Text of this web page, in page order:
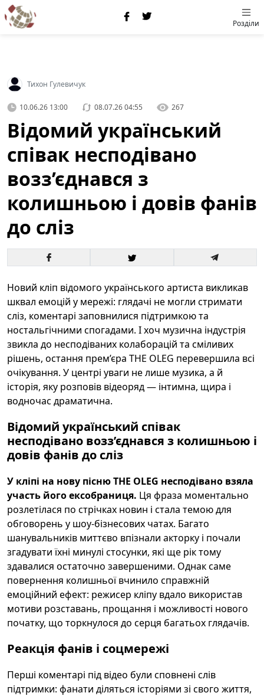
Розділи
Тихон Гулевичук
10.06.26 13:00 08.07.26 04:55 267
Відомий український
співак несподівано
возз’єднався з
колишньою і довів фанів
до сліз
Новий кліп відомого українського артиста викликав
шквал емоцій у мережі: глядачі не могли стримати
сліз, коментарі заповнилися підтримкою та
ностальгічними спогадами. І хоч музична індустрія
звикла до несподіваних колаборацій та сміливих
рішень, остання прем’єра THE OLEG перевершила всі
очікування. У центрі уваги не лише музика, а й
історія, яку розповів відеоряд — інтимна, щира і
водночас драматична.
Відомий український співак
несподівано возз’єднався з колишньою і
довів фанів до сліз
У кліпі на нову пісню THE OLEG несподівано взяла
участь його ексобраниця. Ця фраза моментально
розлетілася по стрічках новин і стала темою для
обговорень у шоу-бізнесових чатах. Багато
шанувальників миттєво впізнали акторку і почали
згадувати їхні минулі стосунки, які ще рік тому
здавалися остаточно завершеними. Однак саме
повернення колишньої вчинило справжній
емоційний ефект: режисер кліпу вдало використав
мотиви розставань, прощання і можливості нового
початку, що торкнулося до серця багатьох глядачів.
Реакція фанів і соцмережі
Перші коментарі під відео були сповнені слів
підтримки: фанати діляться історіями зі свого життя,